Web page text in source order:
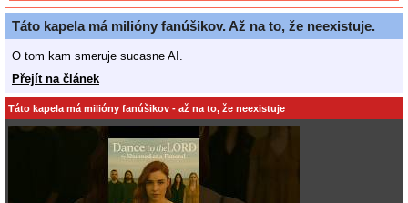
Táto kapela má milióny fanúšikov. Až na to, že neexistuje.
O tom kam smeruje sucasne AI.
Přejít na článek
Táto kapela má milióny fanúšikov - až na to, že neexistuje